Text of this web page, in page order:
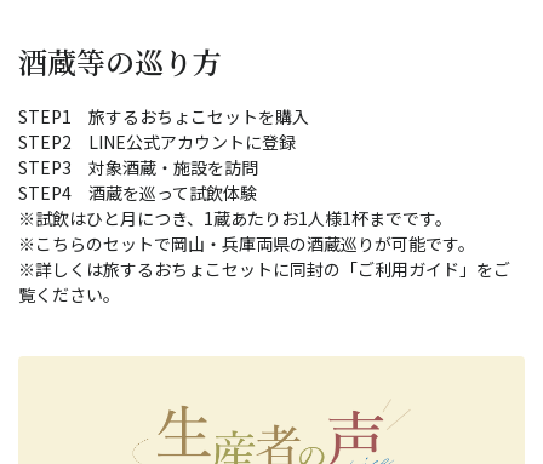
酒蔵等の巡り方
STEP1 旅するおちょこセットを購入
STEP2 LINE公式アカウントに登録
STEP3 対象酒蔵・施設を訪問
STEP4 酒蔵を巡って試飲体験
※試飲はひと月につき、1蔵あたりお1人様1杯までです。
※こちらのセットで岡山・兵庫両県の酒蔵巡りが可能です。
※詳しくは旅するおちょこセットに同封の「ご利用ガイド」をご
覧ください。